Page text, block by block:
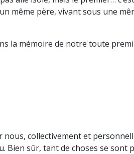
même père, vivant sous une
la mémoire de notre toute
collectivement et
sûr, tant de choses se sont